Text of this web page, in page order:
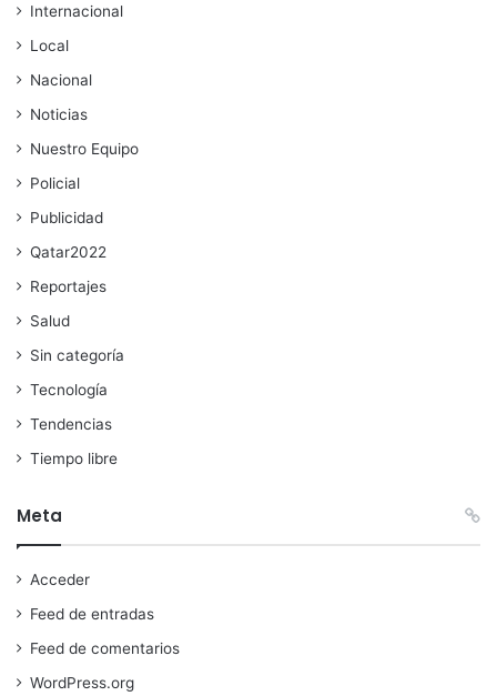
Internacional
Local
Nacional
Noticias
Nuestro Equipo
Policial
Publicidad
Qatar2022
Reportajes
Salud
Sin categoría
Tecnología
Tendencias
Tiempo libre
Meta
Acceder
Feed de entradas
Feed de comentarios
WordPress.org